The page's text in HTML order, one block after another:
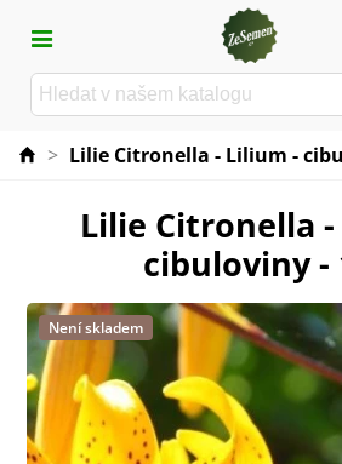
> Lilie Citronella - Lilium -
Lilie Citronella
cibuloviny -
Není skladem